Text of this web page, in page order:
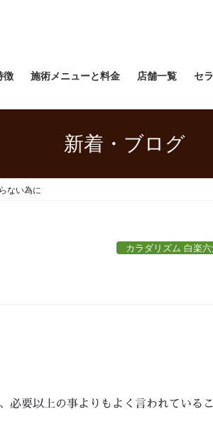
徴 施術メニューと料金 店舗一覧 セ
新着・ブログ
ない為に
カラダリズム 白楽
必要以上の事よりもよく言われている